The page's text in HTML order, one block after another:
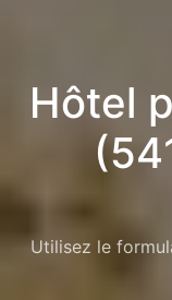
Hôtel
Utilisez le